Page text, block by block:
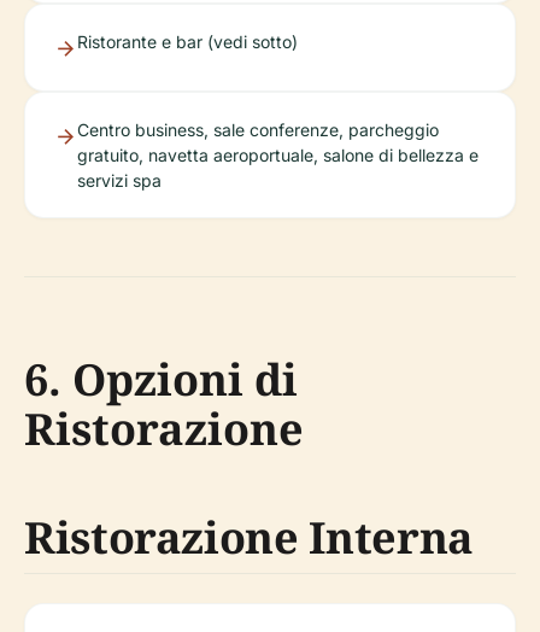
Ristorante e bar (vedi sotto)
Centro business, sale conferenze, parcheggio
gratuito, navetta aeroportuale, salone di bellezza e
servizi spa
6. Opzioni di
Ristorazione
Ristorazione Interna